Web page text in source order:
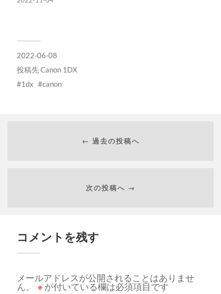
2022-06-08
投稿先Canon 1DX
1dx
canon
← 過去の投稿へ
次の投稿へ →
コメントを残す
メールアドレスが公開されることはありませ
ん。
※ が付いている欄は必須項目です